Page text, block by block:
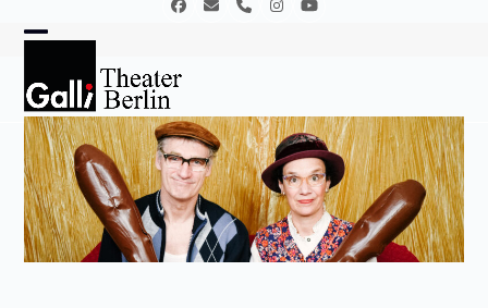
Facebook
E- TelefonInstagramYouTube
mobile
menu
mobile
menu